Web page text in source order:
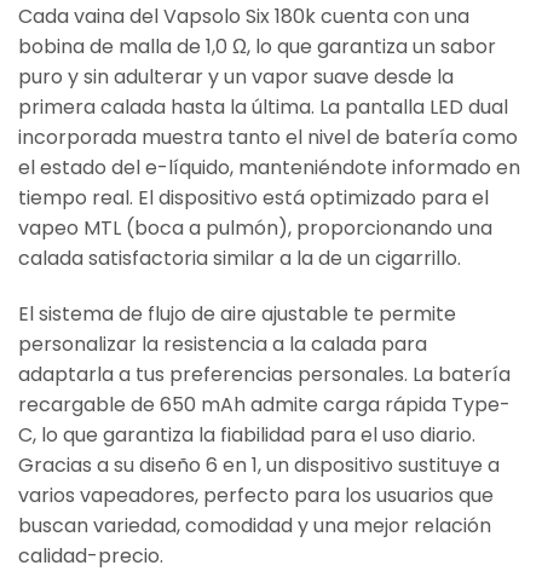
Cada vaina del Vapsolo Six 180k cuenta con una
bobina de malla de 1,0 Ω, lo que garantiza un sabor
puro y sin adulterar y un vapor suave desde la
primera calada hasta la última. La pantalla LED dual
incorporada muestra tanto el nivel de batería como
el estado del e-líquido, manteniéndote informado en
tiempo real. El dispositivo está optimizado para el
vapeo MTL (boca a pulmón), proporcionando una
calada satisfactoria similar a la de un cigarrillo.
El sistema de flujo de aire ajustable te permite
personalizar la resistencia a la calada para
adaptarla a tus preferencias personales. La batería
recargable de 650 mAh admite carga rápida Type-
C, lo que garantiza la fiabilidad para el uso diario.
Gracias a su diseño 6 en 1, un dispositivo sustituye a
varios vapeadores, perfecto para los usuarios que
buscan variedad, comodidad y una mejor relación
calidad-precio.